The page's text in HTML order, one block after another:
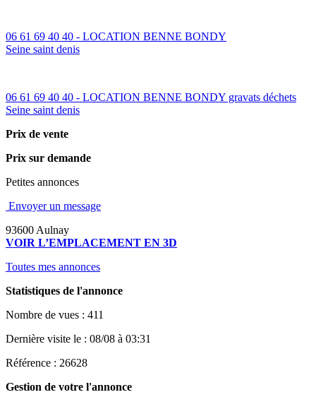
06 61 69 40 40 - LOCATION BENNE BONDY
Seine saint denis
06 61 69 40 40 - LOCATION BENNE BONDY gravats déchets
Seine saint denis
Prix de vente
Prix sur demande
Petites annonces
Envoyer un message
93600 Aulnay
VOIR L’EMPLACEMENT EN 3D
Toutes mes annonces
Statistiques de l'annonce
Nombre de vues : 411
Dernière visite le : 08/08 à 03:31
Référence : 26628
Gestion de votre l'annonce